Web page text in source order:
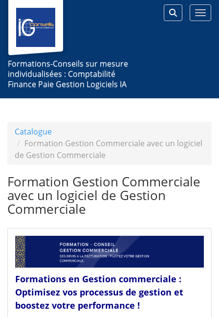
Aller au menu principal
Aller au contenu principal
Personnaliser l'interface
Formations-Conseils sur mesure
individualisées : Comptabilité
Finance Paie Gestion Logiciels IA
Catalogue
Formation Gestion Commerciale avec un logiciel
de Gestion Commerciale
Formation Gestion Commerciale
avec un logiciel de Gestion
Commerciale
Formations en Gestion commerciale :
Optimisez vos processus de gestion et
boostez votre performance !